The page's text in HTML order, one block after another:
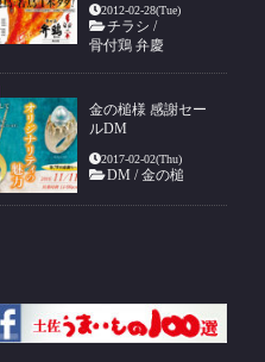
2012-02-28(Tue)
チラシ /
骨付鶏 弁慶
金の槌様 感謝セー
ルDM
2017-02-02(Thu)
DM /金の槌